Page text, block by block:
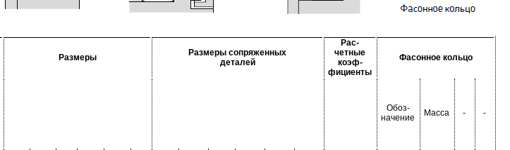
Размеры
Размеры сопряженных
деталей
Рас-
четные
коэф-
фициенты
Фасонное кольцо
Обоз-
начение
Масса - -